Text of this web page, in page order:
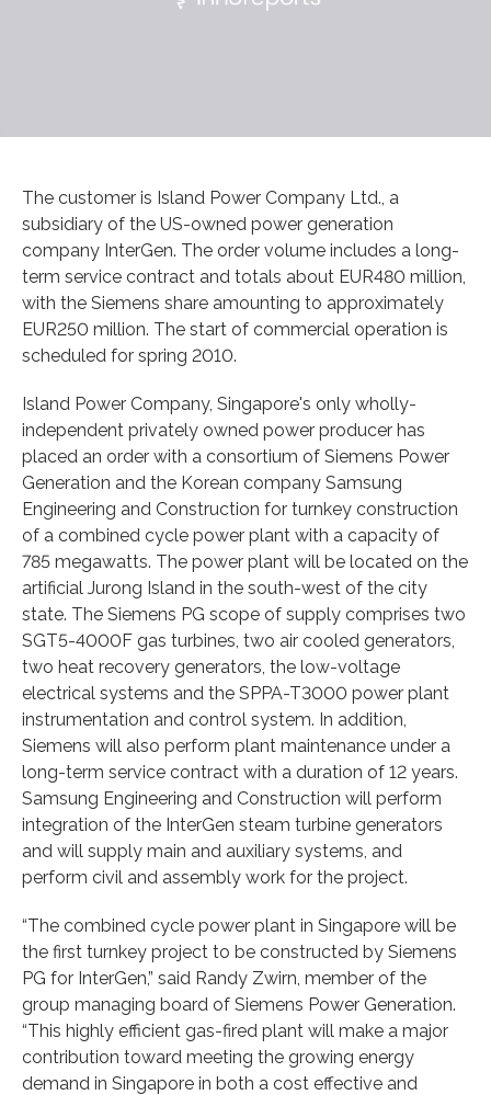
The customer is Island Power Company Ltd., a
subsidiary of the US-owned power generation
company InterGen. The order volume includes a long-
term service contract and totals about EUR480 million,
with the Siemens share amounting to approximately
EUR250 million. The start of commercial operation is
scheduled for spring 2010.
Island Power Company, Singapore's only wholly-
independent privately owned power producer has
placed an order with a consortium of Siemens Power
Generation and the Korean company Samsung
Engineering and Construction for turnkey construction
of a combined cycle power plant with a capacity of
785 megawatts. The power plant will be located on the
artificial Jurong Island in the south-west of the city
state. The Siemens PG scope of supply comprises two
SGT5-4000F gas turbines, two air cooled generators,
two heat recovery generators, the low-voltage
electrical systems and the SPPA-T3000 power plant
instrumentation and control system. In addition,
Siemens will also perform plant maintenance under a
long-term service contract with a duration of 12 years.
Samsung Engineering and Construction will perform
integration of the InterGen steam turbine generators
and will supply main and auxiliary systems, and
perform civil and assembly work for the project.
“The combined cycle power plant in Singapore will be
the first turnkey project to be constructed by Siemens
PG for InterGen,” said Randy Zwirn, member of the
group managing board of Siemens Power Generation.
“This highly efficient gas-fired plant will make a major
contribution toward meeting the growing energy
demand in Singapore in both a cost effective and